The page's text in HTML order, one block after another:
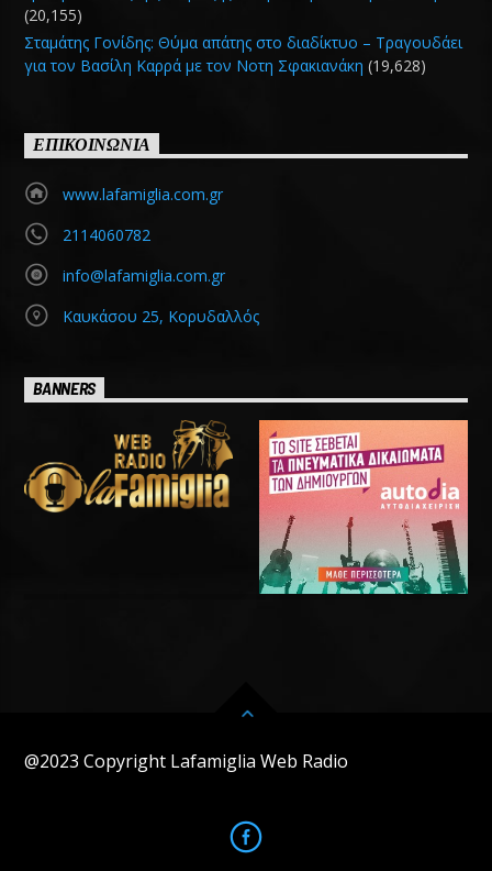
(20,155)
Σταμάτης Γονίδης: Θύμα απάτης στο διαδίκτυο – Τραγουδάει
για τον Βασίλη Καρρά με τον Νοτη Σφακιανάκη (19,628)
ΕΠΙΚΟΙΝΩΝΙΑ
www.lafamiglia.com.gr
2114060782
info@lafamiglia.com.gr
Καυκάσου 25, Κορυδαλλός
BANNERS
@2023 Copyright Lafamiglia Web Radio